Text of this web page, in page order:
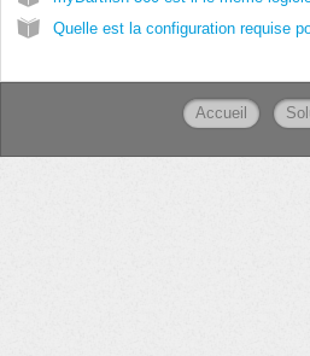
Quelle est la configuration requise
Accueil